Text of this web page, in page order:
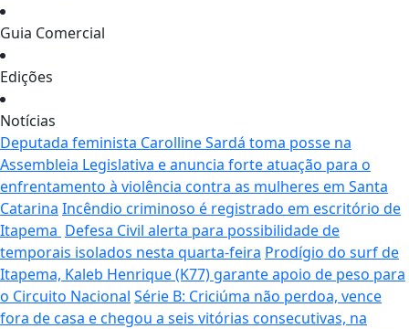
Guia Comercial
Edições
Notícias
Deputada feminista Carolline Sardá toma posse na
Assembleia Legislativa e anuncia forte atuação para o
enfrentamento à violência contra as mulheres em Santa
Catarina Incêndio criminoso é registrado em escritório de
Itapema Defesa Civil alerta para possibilidade de
temporais isolados nesta quarta-feira Prodígio do surf de
Itapema, Kaleb Henrique (K77) garante apoio de peso para
o Circuito Nacional Série B: Criciúma não perdoa, vence
fora de casa e chegou a seis vitórias consecutivas, na